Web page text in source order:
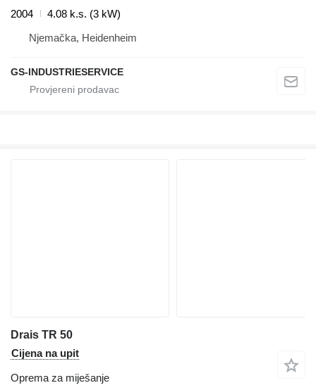
2004
4.08 k.s. (3 kW)
Njemačka, Heidenheim
GS-INDUSTRIESERVICE
Drais TR 50
Cijena na upit
Oprema za miješanje